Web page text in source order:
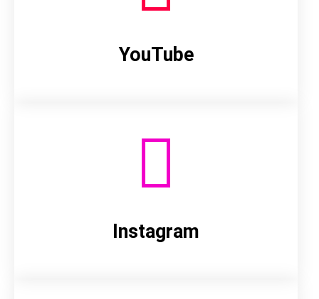
YouTube
Instagram